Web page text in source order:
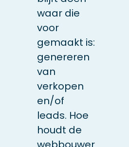
waar die
voor
gemaakt is:
genereren
van
verkopen
en/of
leads. Hoe
houdt de